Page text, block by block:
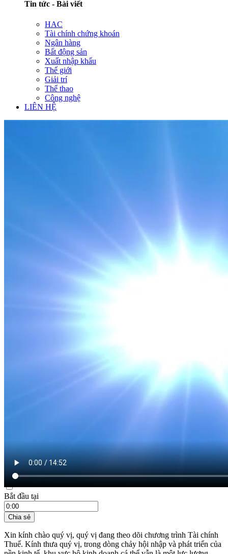
Tin tức - Bài viết
HAC
Tài chính chứng khoán
Ngân hàng
Bất động sản
Xuất nhập khẩu
Thế giới
Giải trí
Thể thao
Công nghệ
LIÊN HỆ
Chính sách thuế công bằng, thúc đẩy hộ kinh doanh chuyển
Bắt đầu tại
Chia sẻ
Xin kính chào quý vị, quý vị đang theo dõi chương trình Tài chính
Thuế. Kính thưa quý vị, trong dòng chảy hội nhập và phát triển của